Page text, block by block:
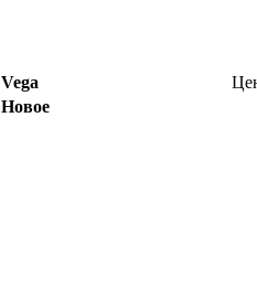
Vega
Новое